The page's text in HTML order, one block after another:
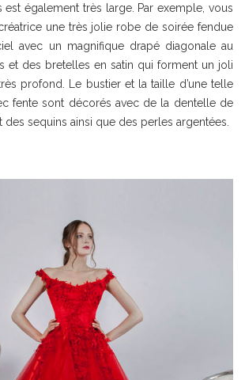
également très large. Par exemple, vous
une très jolie robe de soirée fendue
avec un magnifique drapé diagonale au
et des bretelles en satin qui forment un joli
profond. Le bustier et la taille d’une telle
fente sont décorés avec de la dentelle de
sequins ainsi que des perles argentées.